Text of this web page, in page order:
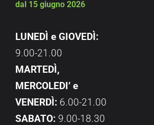
dal 15 giugno 2026
LUNEDÌ e GIOVEDÌ:
9.00-21.00
MARTEDÌ,
MERCOLEDI’ e
VENERDÌ: 6.00-21.00
SABATO: 9.00-18.30